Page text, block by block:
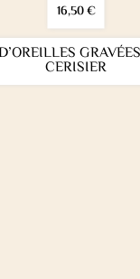
16,50€
CERISIER